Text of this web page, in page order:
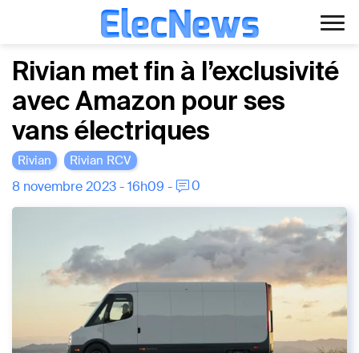
Aller
contenu
ElecNews
Voiture électrique
Voiture autonome
Finance
Écologie
Rivian met fin à l’exclusivité
avec Amazon pour ses
vans électriques
Rivian Rivian RCV
8 novembre 2023 - 16h09 - 0